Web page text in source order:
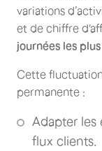
variations
et de chiffre
journées les
Cette
permanente :
Adapter les
flux clients.